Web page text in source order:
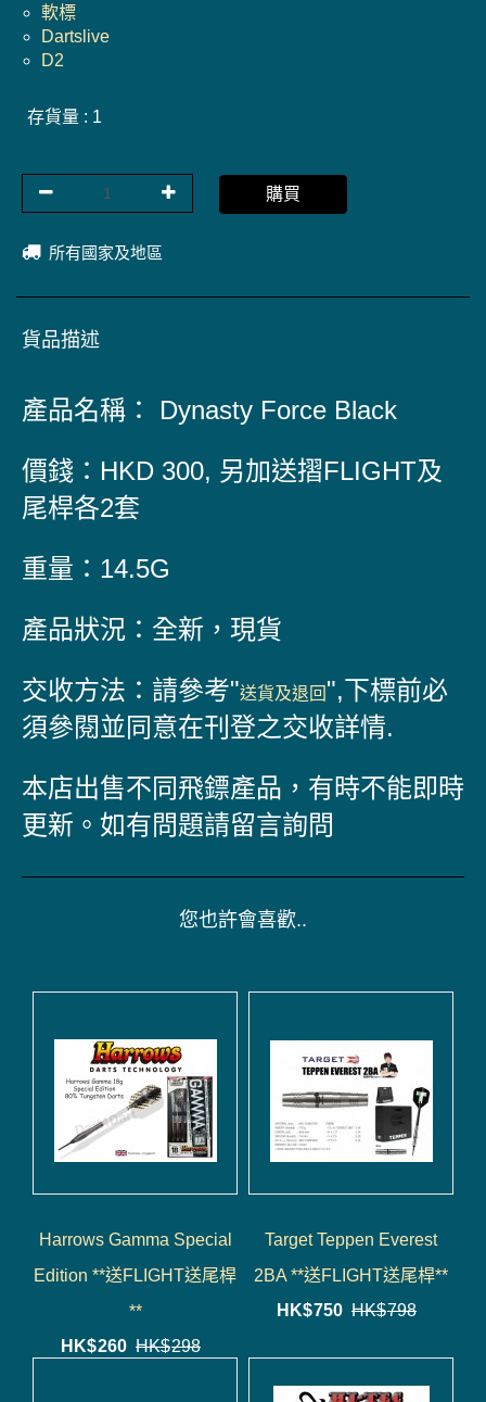
軟標
Dartslive
D2
存貨量 : 1
購買
所有國家及地區
貨品描述
產品名稱： Dynasty Force Black
價錢：HKD 300, 另加送摺FLIGHT及
尾桿各2套
重量：14.5G
產品狀況：全新，現貨
交收方法：請參考"送貨及退回 ",下標前必
須參閱並同意在刊登之交收詳情.
本店出售不同飛鏢產品，有時不能即時
更新。如有問題請留言詢問
您也許會喜歡..
Harrows Gamma Special
Edition **送FLIGHT送尾桿
**
HK$260 HK$298
Target Teppen Everest
2BA **送FLIGHT送尾桿**
HK$750 HK$798